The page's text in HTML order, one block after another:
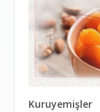
Kuruyemişler